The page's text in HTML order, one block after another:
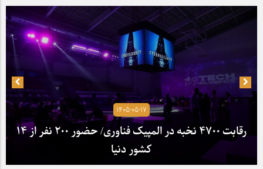
1405-05-17
رقابت ۴۷۰۰ نخبه در المپیک فناوری/ حضور ۲۰۰ نفر از ۱۴
کشور دنیا